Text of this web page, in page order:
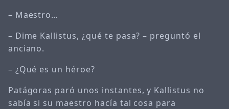
– Maestro…
– Dime Kallistus, ¿qué te pasa? – preguntó el
anciano.
– ¿Qué es un héroe?
Patágoras paró unos instantes, y Kallistus no
sabía si su maestro hacía tal cosa para